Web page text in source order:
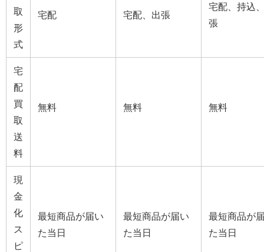
取
形
式
宅配 宅配、出張
宅配、持込
張
宅
配
買
取
送
料
無料 無料 無料
現
金
化
ス
ピ
最短商品が届い
た当日
最短商品が届い
た当日
最短商品が
た当日